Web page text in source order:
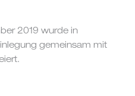
2019 wurde in
gemeinsam mit